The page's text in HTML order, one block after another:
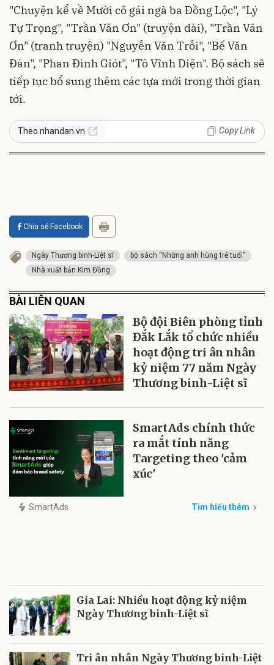
"Chuyện kể về Mười cô gái ngã ba Đồng Lộc", "Lý
Tự Trọng", "Trần Văn Ơn" (truyện dài), "Trần Văn
Ơn" (tranh truyện) "Nguyễn Văn Trỗi", "Bế Văn
Đàn", "Phan Đình Giót", "Tô Vĩnh Diện". Bộ sách sẽ
tiếp tục bổ sung thêm các tựa mới trong thời gian
tới.
Theo nhandan.vn Copy Link
Chia sẻ Facebook
Ngày Thương binh-Liệt sĩ
bộ sách “Những anh hùng trẻ tuổi”
Nhà xuất bản Kim Đồng
BÀI LIÊN QUAN
Bộ đội Biên phòng tỉnh
Đắk Lắk tổ chức nhiều
hoạt động tri ân nhân
kỷ niệm 77 năm Ngày
Thương binh-Liệt sĩ
SmartAds chính thức
ra mắt tính năng
Targeting theo 'cảm
xúc'
SmartAds Tìm hiểu thêm
Gia Lai: Nhiều hoạt động kỷ niệm
Ngày Thương binh-Liệt sĩ
Tri ân nhân Ngày Thương binh-Liệt